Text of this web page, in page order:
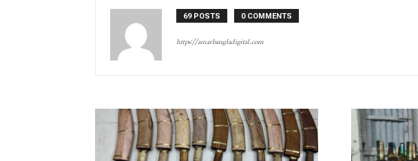
69 POSTS 0 COMMENTS
https://amarbangladigital.com